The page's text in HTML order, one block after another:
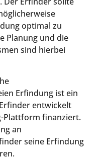
optimal zu
Planung und die
sind hierbei
Erfindung ist ein
entwickelt
Plattform finanziert.
an
seine Erfindung